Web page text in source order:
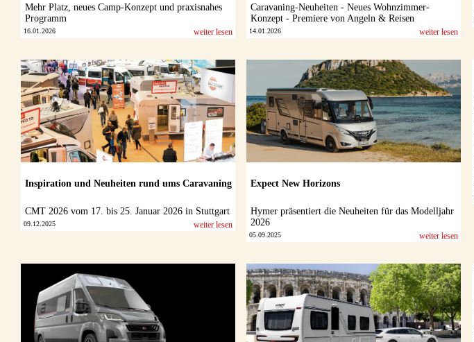
Mehr Platz, neues Camp-Konzept und praxisnahes
Programm
16.01.2026 weiter lesen
Caravaning-Neuheiten - Neues Wohnzimmer-
Konzept - Premiere von Angeln & Reisen
14.01.2026 weiter lesen
Inspiration und Neuheiten rund ums Caravaning
CMT 2026 vom 17. bis 25. Januar 2026 in Stuttgart
09.12.2025 weiter lesen
Expect New Horizons
Hymer präsentiert die Neuheiten für das Modelljahr
2026
05.09.2025 weiter lesen